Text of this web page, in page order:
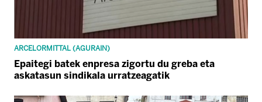
ARCELORMITTAL (AGURAIN)
Epaitegi batek enpresa zigortu du greba eta
askatasun sindikala urratzeagatik